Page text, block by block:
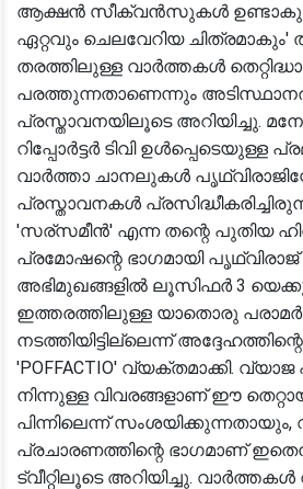
ആക്ഷൻ സീക്വൻസുകൾ
ഏറ്റവും ചെലവേറിയ ചിത്രമാകും'
തരത്തിലുള്ള വാർത്തകൾ
പരത്തുന്നതാണെന്നും
പ്രസ്താവനയിലൂടെ അറിയിച്ചു.
റിപ്പോർട്ടർ ടിവി ഉൾപ്പെടെയുള്ള
വാർത്താ ചാനലുകൾ
പ്രസ്താവനകൾ
'സര്സമീൻ' എന്ന തന്റെ പുതിയ
പ്രമോഷന്റെ ഭാഗമായി
അഭിമുഖങ്ങളിൽ ലൂസിഫർ 3
ഇത്തരത്തിലുള്ള യാതൊരു
നടത്തിയിട്ടില്ലെന്ന്
'POFFACTIO' വ്യക്തമാക്കി.
നിന്നുള്ള വിവരങ്ങളാണ് ഈ
പിന്നിലെന്ന് സംശയിക്കുന്നതായും,
പ്രചാരണത്തിന്റെ ഭാഗമാണ്
ട്വീറ്റിലൂടെ അറിയിച്ചു. വാർത്തകൾ